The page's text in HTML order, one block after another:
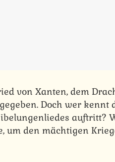
von Xanten, dem
Doch wer kennt
auftritt?
um den mächtigen